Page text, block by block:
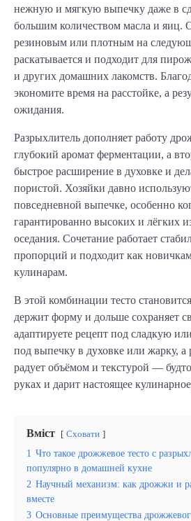
нежную и мягкую выпечку даже в
большим количеством масла и яиц.
резиновым или плотным на
раскатывается и подходит для
и других домашних лакомств.
экономите время на расстойке, а
ожидания.
Разрыхлитель дополняет работу
глубокий аромат ферментации, а
быстрое расширение в духовке и
пористой. Хозяйки давно
повседневной выпечке, особенно
гарантированно высоких и лёгких
оседания. Сочетание работает
пропорций и подходит как
кулинарам.
В этой комбинации тесто
держит форму и дольше сохраняет
адаптируете рецепт под сладкую
под выпечку в духовке или жарку, а
радует объёмом и текстурой —
руках и дарит настоящее
Вміст Сховати
1 Что такое дрожжевое тесто с
популярно в домашней кухне
2 Научный механизм: как дрожжи и
вместе
3 Основные преимущества